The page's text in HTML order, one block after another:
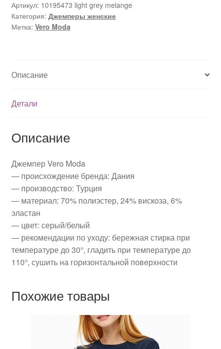
Артикул: 10195473 light grey melange
Категория: Джемперы женские
Метка: Vero Moda
Описание
Детали
Описание
Джемпер Vero Moda
— происхождение бренда: Дания
— производство: Турция
— материал: 70% полиэстер, 24% вискоза, 6%
эластан
— цвет: серый/белый
— рекомендации по уходу: бережная стирка при
температуре до 30°, гладить при температуре до
110°, сушить на горизонтальной поверхности
Похожие товары